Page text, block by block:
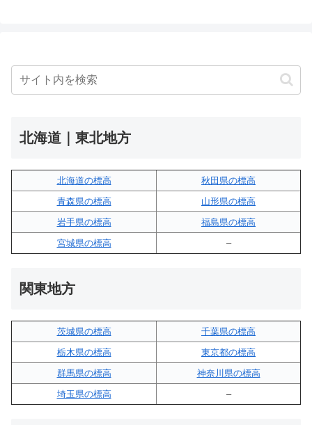
北海道｜東北地方
北海道の標高
秋田県の標高
青森県の標高
山形県の標高
岩手県の標高
福島県の標高
宮城県の標高
–
関東地方
茨城県の標高
千葉県の標高
栃木県の標高
東京都の標高
群馬県の標高
神奈川県の標高
埼玉県の標高
–